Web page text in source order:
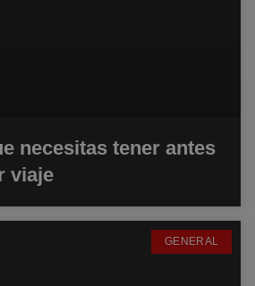
necesitas tener antes
viaje
GENERAL